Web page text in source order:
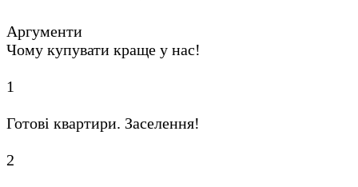
Аргументи
Чому купувати краще у нас!
1
Готові квартири. Заселення!
2